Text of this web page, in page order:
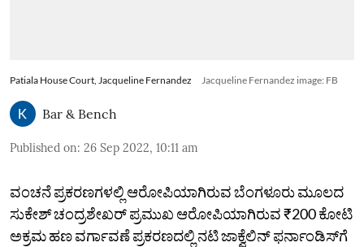
Patiala House Court, Jacqueline Fernandez Jacqueline Fernandez image: FB
Bar & Bench
Published on: 26 Sep 2022, 10:11 am
ವಂಚನೆ ಪ್ರಕರಣಗಳಲ್ಲಿ ಆರೋಪಿಯಾಗಿರುವ ಬೆಂಗಳೂರು ಮೂಲದ
ಸುಕೇಶ್‌ ಚಂದ್ರಶೇಖರ್‌ ಪ್ರಮುಖ ಆರೋಪಿಯಾಗಿರುವ ₹200 ಕೋಟಿ
ಅಕ್ರಮ ಹಣ ವರ್ಗಾವಣೆ ಪ್ರಕರಣದಲ್ಲಿ ನಟಿ ಜಾಕ್ವೆಲಿನ್‌ ಫರ್ನಾಂಡಿಸ್‌ಗೆ